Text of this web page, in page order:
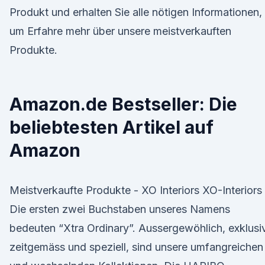
Produkt und erhalten Sie alle nötigen Informationen,
um Erfahre mehr über unsere meistverkauften
Produkte.
Amazon.de Bestseller: Die
beliebtesten Artikel auf
Amazon
Meistverkaufte Produkte - XO Interiors XO-Interiors
Die ersten zwei Buchstaben unseres Namens
bedeuten “Xtra Ordinary”. Aussergewöhlich,
zeitgemäss und speziell, sind unsere umfangreichen